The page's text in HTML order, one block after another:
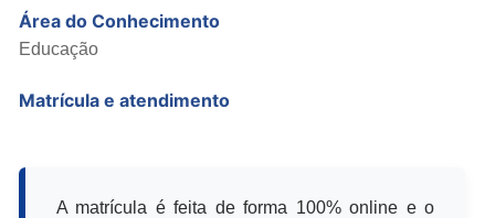
Área do Conhecimento
Educação
Matrícula e atendimento
A matrícula é feita de forma 100% online e o